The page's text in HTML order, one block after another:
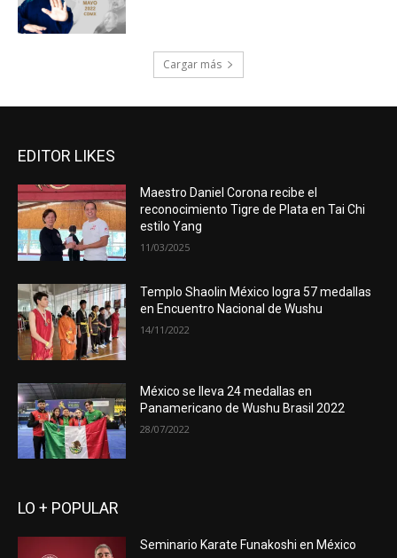
Cargar más
EDITOR LIKES
Maestro Daniel Corona recibe el
reconocimiento Tigre de Plata en Tai Chi
estilo Yang
11/03/2025
Templo Shaolin México logra 57 medallas
en Encuentro Nacional de Wushu
14/11/2022
México se lleva 24 medallas en
Panamericano de Wushu Brasil 2022
28/07/2022
LO + POPULAR
Seminario Karate Funakoshi en México